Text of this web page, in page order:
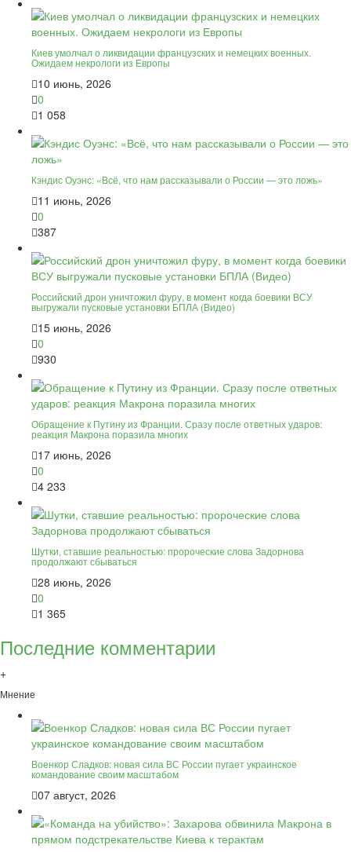
Киев умолчал о ликвидации французских и немецких военных.
Ожидаем некрологи из Европы
10 июнь, 2026
0
1 058
Кэндис Оуэнс: «Всё, что нам рассказывали о России — это ложь»
11 июнь, 2026
0
387
Российский дрон уничтожил фуру, в момент когда боевики ВСУ
выгружали пусковые установки БПЛА (Видео)
15 июнь, 2026
0
930
Обращение к Путину из Франции. Сразу после ответных ударов:
реакция Макрона поразила многих
17 июнь, 2026
0
4 233
Шутки, ставшие реальностью: пророческие слова Задорнова
продолжают сбываться
28 июнь, 2026
0
1 365
Последние комментарии
+
Мнение
Военкор Сладков: новая сила ВС России пугает украинское
командование своим масштабом
07 август, 2026